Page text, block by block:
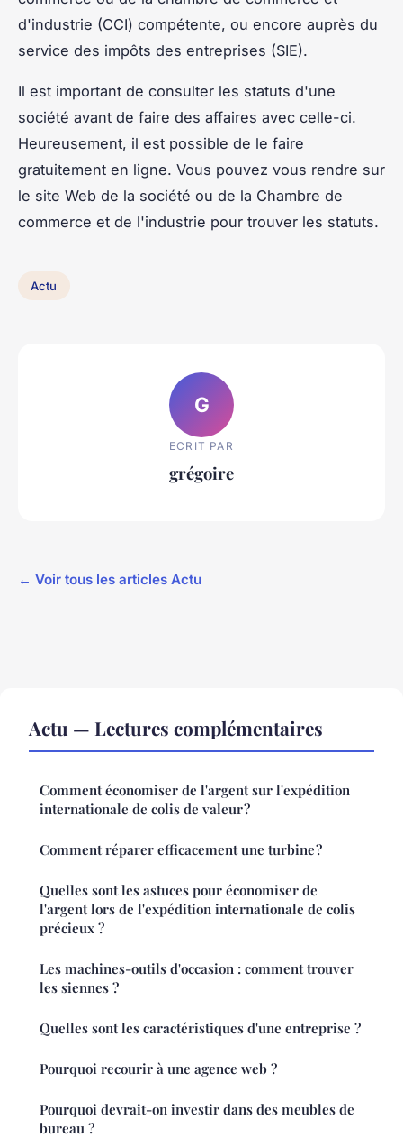
d'industrie (CCI) compétente, ou encore auprès du
service des impôts des entreprises (SIE).
Il est important de consulter les statuts d'une
société avant de faire des affaires avec celle-ci.
Heureusement, il est possible de le faire
gratuitement en ligne. Vous pouvez vous rendre sur
le site Web de la société ou de la Chambre de
commerce et de l'industrie pour trouver les statuts.
Actu
G
ECRIT PAR
grégoire
← Voir tous les articles Actu
Actu — Lectures complémentaires
Comment économiser de l'argent sur l'expédition
internationale de colis de valeur ?
Comment réparer efficacement une turbine ?
Quelles sont les astuces pour économiser de
l'argent lors de l'expédition internationale de colis
précieux ?
Les machines-outils d'occasion : comment trouver
les siennes ?
Quelles sont les caractéristiques d'une entreprise ?
Pourquoi recourir à une agence web ?
Pourquoi devrait-on investir dans des meubles de
bureau ?